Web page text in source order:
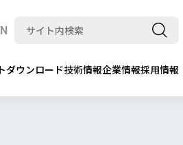
ダウンロード技術情報企業情報採用情報